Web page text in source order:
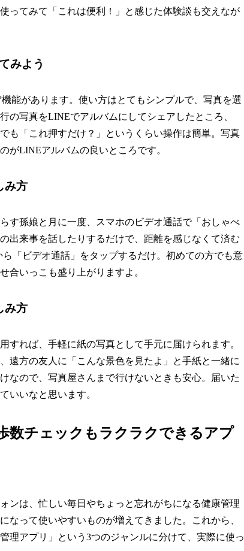
ってみて「これは便利！」と感じた体験談も交えなが
みよう
能があります。使い方はとてもシンプルで、写真を選
の写真をLINEでアルバムにしてシェアしたところ、
も「これ押すだけ？」というくらい操作は簡単。写真
がLINEアルバムの良いところです。
み方
す孫娘と月に一度、スマホのビデオ通話で「おしゃべ
出来事を話したりするだけで、距離を感じなくて済む
「ビデオ通話」をタップするだけ。初めての方でも意
合いっこも盛り上がりますよ。
み方
すれば、手軽に紙の写真として手元に届けられます。
遠方の友人に「こんな景色を見たよ」と手紙と一緒に
なので、写真屋さんまで行けないときも安心。届いた
いいなと思います。
数チェックもラクラクできるアプ
ンは、忙しい毎日やちょっと忘れがちになる健康管理
って使いやすいものが増えてきました。これから、
理アプリ」という3つのジャンルに分けて、実際に使っ